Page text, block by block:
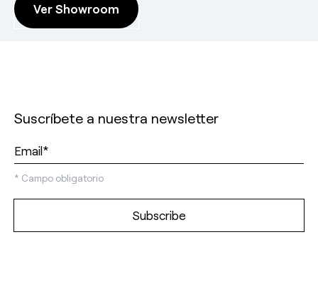
Ver Showroom
Suscríbete a nuestra newsletter
* Campo obligatorio